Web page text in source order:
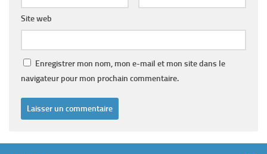
Site web
Enregistrer mon nom, mon e-mail et mon site dans le
navigateur pour mon prochain commentaire.